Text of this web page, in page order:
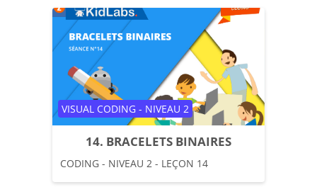
14. BRACELETS BINAIRES
Catégorie de cours
VISUAL CODING - NIVEAU 2
CODING - NIVEAU 2 - LEÇON 14